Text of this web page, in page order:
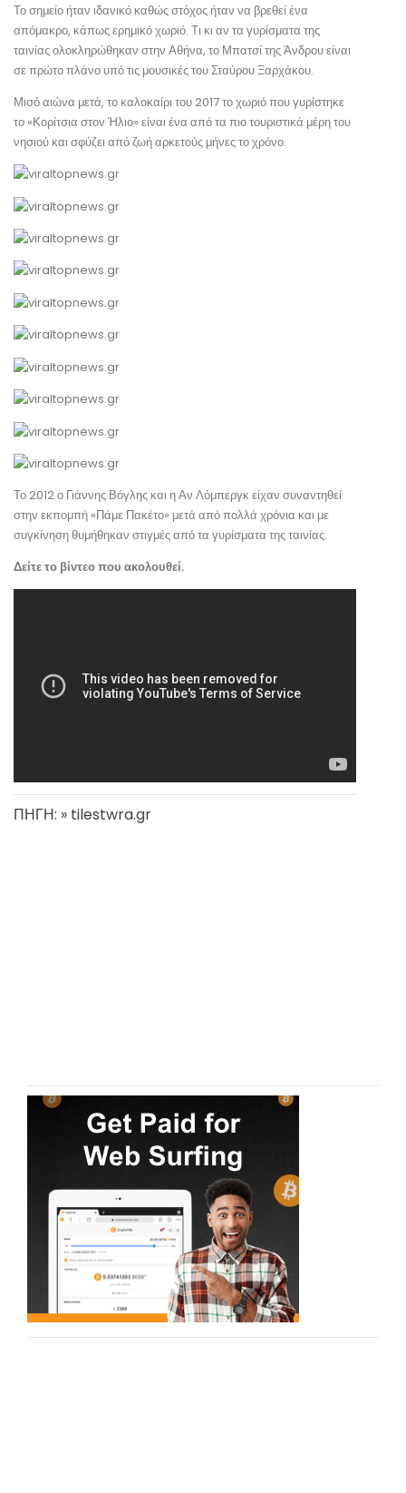
Το σημείο ήταν ιδανικό καθώς στόχος ήταν να βρεθεί ένα
απόμακρο, κάπως ερημικό χωριό. Τι κι αν τα γυρίσματα της
ταινίας ολοκληρώθηκαν στην Αθήνα, το Μπατσί της Άνδρου είναι
σε πρώτο πλάνο υπό τις μουσικές του Σταύρου Ξαρχάκου.
Μισό αιώνα μετά, το καλοκαίρι του 2017 το χωριό που γυρίστηκε
το «Κορίτσια στον Ήλιο» είναι ένα από τα πιο τουριστικά μέρη του
νησιού και σφύζει από ζωή αρκετούς μήνες το χρόνο.
Το 2012 ο Γιάννης Βόγλης και η Αν Λόμπεργκ είχαν συναντηθεί
στην εκπομπή «Πάμε Πακέτο» μετά από πολλά χρόνια και με
συγκίνηση θυμήθηκαν στιγμές από τα γυρίσματα της ταινίας.
Δείτε το βίντεο που ακολουθεί.
ΠΗΓΗ: » tilestwra.gr